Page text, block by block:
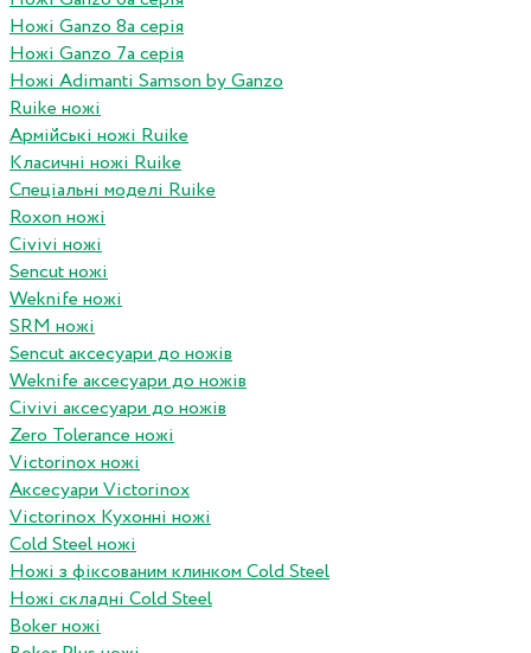
Ножі Ganzo 8а серія
Ножі Ganzo 7а серія
Ножі Adimanti Samson by Ganzo
Ruike ножі
Армійські ножі Ruike
Класичні ножі Ruike
Спеціальні моделі Ruike
Roxon ножi
Civivi ножі
Sencut ножі
Weknife ножі
SRM ножі
Sencut аксесуари до ножів
Weknife аксесуари до ножів
Civivi аксесуари до ножів
Zero Tolerance ножі
Victorinox ножі
Аксесуари Victorinox
Victorinox Кухонні ножі
Cold Steel ножі
Ножі з фіксованим клинком Cold Steel
Ножі складні Cold Steel
Boker ножі